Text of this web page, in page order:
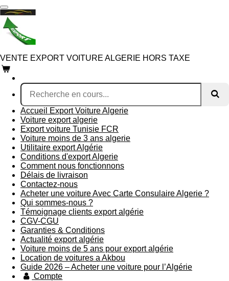
Passer
au
contenu
principal
VENTE EXPORT VOITURE ALGERIE HORS TAXE
Accueil Export Voiture Algerie
Voiture export algerie
Export voiture Tunisie FCR
Voiture moins de 3 ans algerie
Utilitaire export Algérie
Conditions d'export Algerie
Comment nous fonctionnons
Délais de livraison
Contactez-nous
Acheter une voiture Avec Carte Consulaire Algerie ?
Qui sommes-nous ?
Témoignage clients export algérie
CGV-CGU
Garanties & Conditions
Actualité export algérie
Voiture moins de 5 ans pour export algérie
Location de voitures a Akbou
Guide 2026 – Acheter une voiture pour l’Algérie
Compte